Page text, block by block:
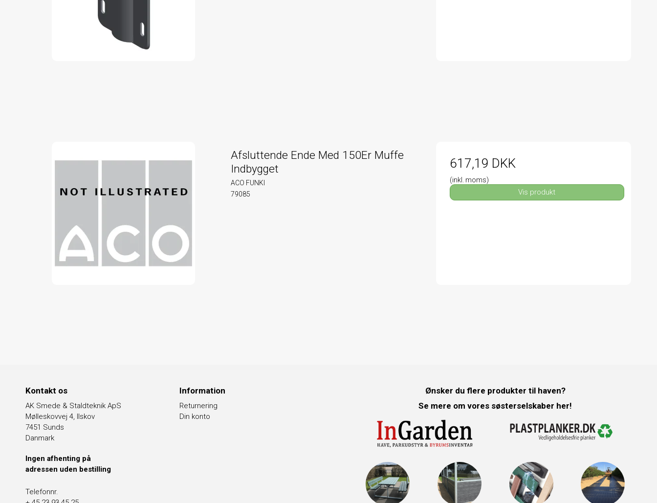
Afsluttende Ende Med 150Er Muffe
Indbygget
ACO FUNKI
79085
617,19 DKK
(inkl. moms)
Vis produkt
Kontakt os
AK Smede & Staldteknik ApS
Mølleskovvej 4, Ilskov
7451 Sunds
Danmark
Ingen afhenting på
adressen uden bestilling
Telefonnr.
Information
Returnering
Din konto
Ønsker du flere produkter til haven?
Se mere om vores søsterselskaber her!